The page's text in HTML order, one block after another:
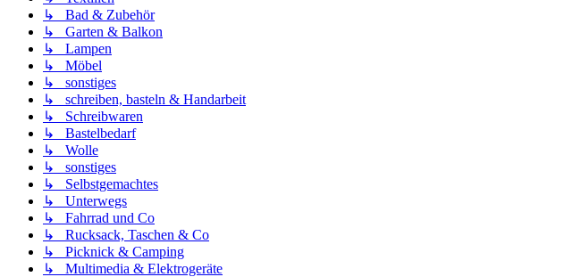
↳ Bad & Zubehör
↳ Garten & Balkon
↳ Lampen
↳ Möbel
↳ sonstiges
↳ schreiben, basteln & Handarbeit
↳ Schreibwaren
↳ Bastelbedarf
↳ Wolle
↳ sonstiges
↳ Selbstgemachtes
↳ Unterwegs
↳ Fahrrad und Co
↳ Rucksack, Taschen & Co
↳ Picknick & Camping
↳ Multimedia & Elektrogeräte